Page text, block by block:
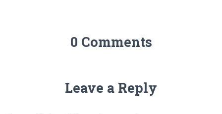
0 Comments
Leave a Reply